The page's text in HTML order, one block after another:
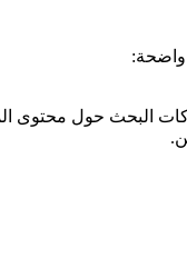
البحث حول محتوى